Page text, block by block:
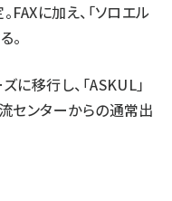
に加え、「ソロエル
。
移行し、「ASKUL」
センターからの通常出